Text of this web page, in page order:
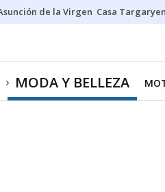
de la Virgen Casa Targaryen
MODA Y BELLEZA